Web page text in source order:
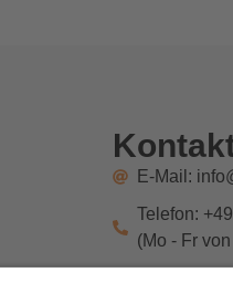
E-Mail:
Telefon:
(Mo - Fr